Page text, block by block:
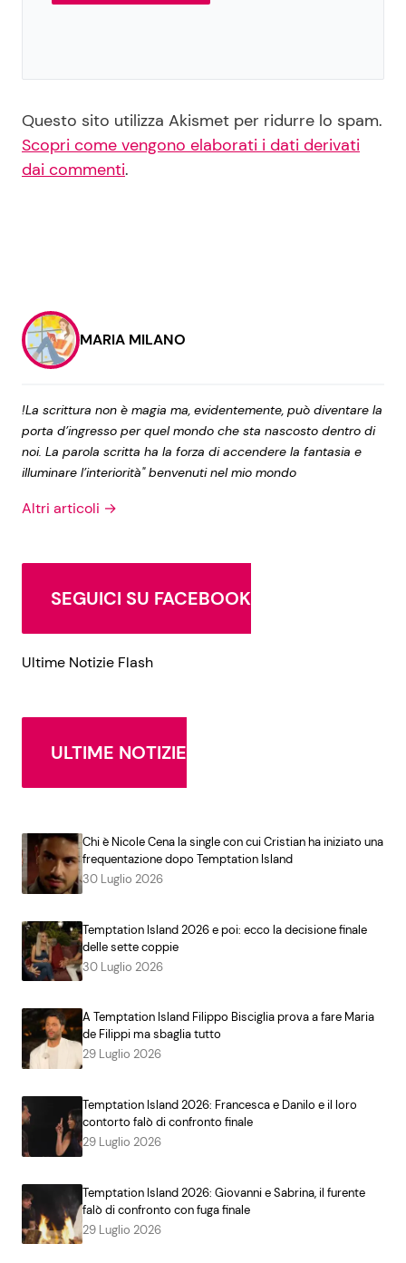
Questo sito utilizza Akismet per ridurre lo spam.
Scopri come vengono elaborati i dati derivati
dai commenti.
MARIA MILANO
!La scrittura non è magia ma, evidentemente, può diventare la
porta d’ingresso per quel mondo che sta nascosto dentro di
noi. La parola scritta ha la forza di accendere la fantasia e
illuminare l’interiorità" benvenuti nel mio mondo
Altri articoli →
SEGUICI SU FACEBOOK
Ultime Notizie Flash
ULTIME NOTIZIE
Chi è Nicole Cena la single con cui Cristian ha iniziato una
frequentazione dopo Temptation Island
30 Luglio 2026
Temptation Island 2026 e poi: ecco la decisione finale
delle sette coppie
30 Luglio 2026
A Temptation Island Filippo Bisciglia prova a fare Maria
de Filippi ma sbaglia tutto
29 Luglio 2026
Temptation Island 2026: Francesca e Danilo e il loro
contorto falò di confronto finale
29 Luglio 2026
Temptation Island 2026: Giovanni e Sabrina, il furente
falò di confronto con fuga finale
29 Luglio 2026